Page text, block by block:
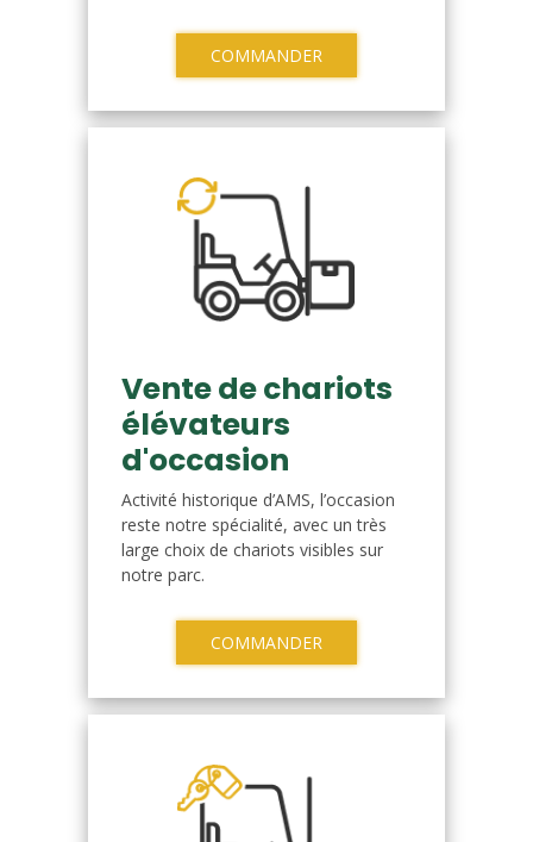
COMMANDER
Vente de chariots
élévateurs
d'occasion
Activité historique d’AMS, l’occasion
reste notre spécialité, avec un très
large choix de chariots visibles sur
notre parc.
COMMANDER